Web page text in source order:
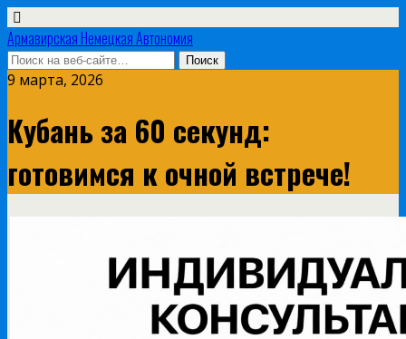
Армавирская Немецкая Автономия
9 марта, 2026
Кубань за 60 секунд:
готовимся к очной встрече!